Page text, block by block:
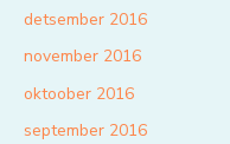
detsember 2016
november 2016
oktoober 2016
september 2016